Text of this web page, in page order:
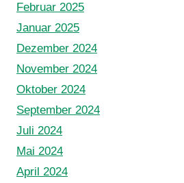
Februar 2025
Januar 2025
Dezember 2024
November 2024
Oktober 2024
September 2024
Juli 2024
Mai 2024
April 2024